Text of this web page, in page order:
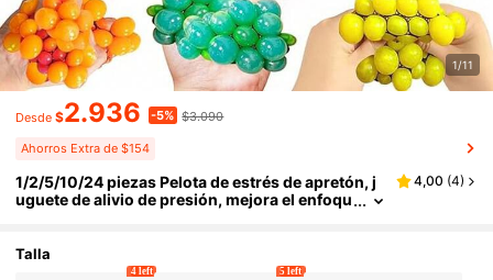
1/11
Desde $2.936 -5% $3.090
Ahorros Extra de $154
1/2/5/10/24 piezas Pelota de estrés de apretón, j
uguete de alivio de presión, mejora el enfoqu
ave, estilos y colores aleatorios
4,00 (4)
Talla
4 left 5 left